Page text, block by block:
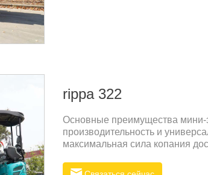
rippa 322
Основные преимущества мини-
производительность и
максимальная сила копания
(такими как отклонение